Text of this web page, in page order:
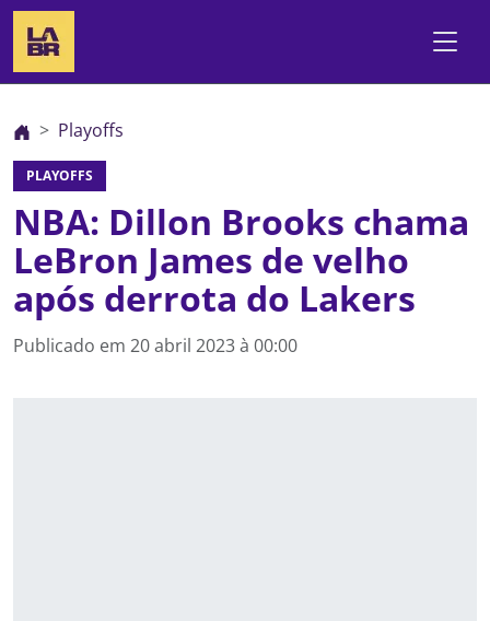
Playoffs
PLAYOFFS
NBA: Dillon Brooks chama
LeBron James de velho
após derrota do Lakers
Publicado em 20 abril 2023 à 00:00